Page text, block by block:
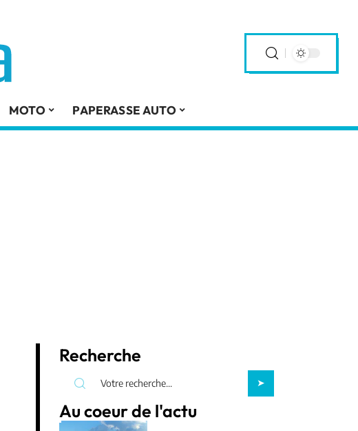
MOTO PAPERASSE AUTO
Recherche
Au coeur de l'actu